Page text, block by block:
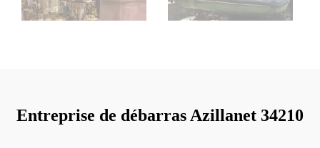
Entreprise de débarras Azillanet 34210